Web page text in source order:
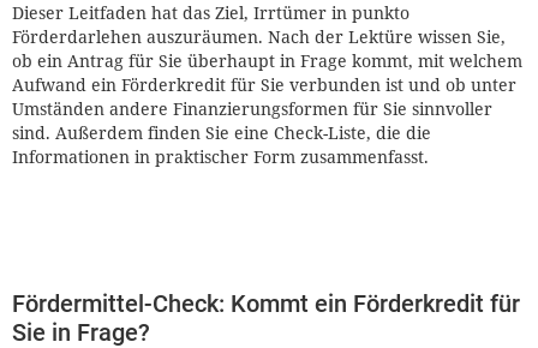
Dieser Leitfaden hat das Ziel, Irrtümer in punkto
Förderdarlehen auszuräumen. Nach der Lektüre wissen Sie,
ob ein Antrag für Sie überhaupt in Frage kommt, mit welchem
Aufwand ein Förderkredit für Sie verbunden ist und ob unter
Umständen andere Finanzierungsformen für Sie sinnvoller
sind. Außerdem finden Sie eine Check-Liste, die die
Informationen in praktischer Form zusammenfasst.
Fördermittel-Check: Kommt ein Förderkredit für
Sie in Frage?